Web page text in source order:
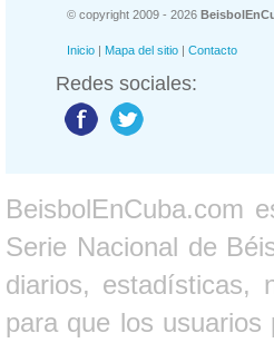
© copyright 2009 - 2026
Inicio | Mapa del sitio | Contacto
Redes sociales:
BeisbolEnCuba.com
Serie Nacional de
diarios, estadísticas,
para que los